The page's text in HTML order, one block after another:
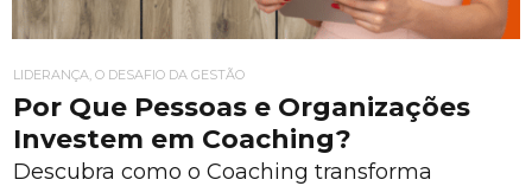
LIDERANÇA, O DESAFIO DA GESTÃO
Por Que Pessoas e Organizações
Investem em Coaching?
Descubra como o Coaching transforma